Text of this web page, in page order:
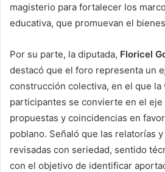
magisterio para fortalecer los
educativa, que promuevan el
Por su parte, la diputada, Floricel
destacó que el foro representa un
construcción colectiva, en el que la
participantes se convierte en el
propuestas y coincidencias en
poblano. Señaló que las relatorías
revisadas con seriedad, sentido
con el objetivo de identificar